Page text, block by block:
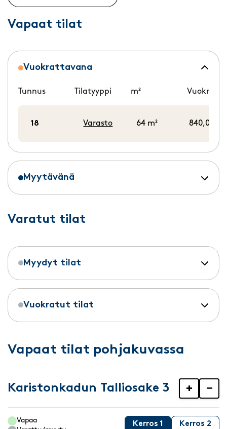
Vapaat tilat
Vuokrattavana
Tunnus Tilatyyppi m² Vuokra/
18 Varasto 64 m² 840,00 €/
Myytävänä
Varatut tilat
Myydyt tilat
Vuokratut tilat
Vapaat tilat pohjakuvassa
Karistonkadun Talliosake 3 + −
Vapaa
Kerros 1 Kerros 2